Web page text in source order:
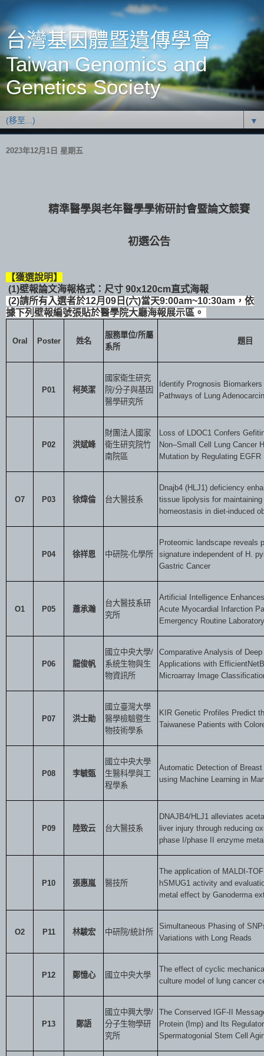
台灣基因體暨遺傳學會
Taiwan Genomics and
Genetics Society
▼
2023年12月1日 星期五
精準醫學與老年醫學學術研討會暨論文競賽
初選公告
【獲選說明】
(1)壁報論文海報格式： 尺寸 90x120cm直式海報
(2)請所有入選者於12月09日(六)當天9:00am~10:30am，依
據下列壁報編號張貼於醫學院大廳海報展示區。
Oral Poster 姓名
服務單位/所屬
系所
題目
P01 柯英潔
國家衛生研究
院/分子與基因
醫學研究所
Identify Prognosis
Pathways of Lung
P02 洪斌峰
財團法人國家
衛生研究院竹
南院區
Loss of LDOC1 Confers
Non–Small Cell Lung Cancer
Mutation by Regulating
O7 P03 徐煒倫 台大醫技系
Dnajb4 (HLJ1) deficiency
tissue lipolysis for maintaining
homeostasis in diet-induced
P04 徐祥恩 中研院-化學所
Proteomic landscape reveals
signature independent of H.
Gastric Cancer
O1 P05 蕭承瀚
台大醫技系研
究所
Artificial Intelligence
Acute Myocardial Infarction
Emergency Routine
P06 龍俊帆
國立中央大學/
系統生物與生
物資訊所
Comparative Analysis of Deep
Applications with
Microarray Image
P07 洪士勛
國立臺灣大學
醫學檢驗暨生
物技術學系
KIR Genetic Profiles Predict
Taiwanese Patients with
P08 李毓甄
國立中央大學
生醫科學與工
程學系
Automatic Detection of
using Machine Learning in
P09 陸致云 台大醫技系
DNAJB4/HLJ1 alleviates
liver injury through reducing
phase I/phase II enzyme
P10 張惠嵐 醫技所
The application of MALDI-
hSMUG1 activity and
metal effect by Ganoderma
O2 P11 林駿宏 中研院/統計所
Simultaneous Phasing of
Variations with Long Reads
P12 鄭憶心 國立中央大學
The effect of cyclic
culture model of lung cancer
P13 鄭語
國立中興大學/
分子生物學研
究所
The Conserved IGF-II
Protein (Imp) and Its
Spermatogonial Stem Cell